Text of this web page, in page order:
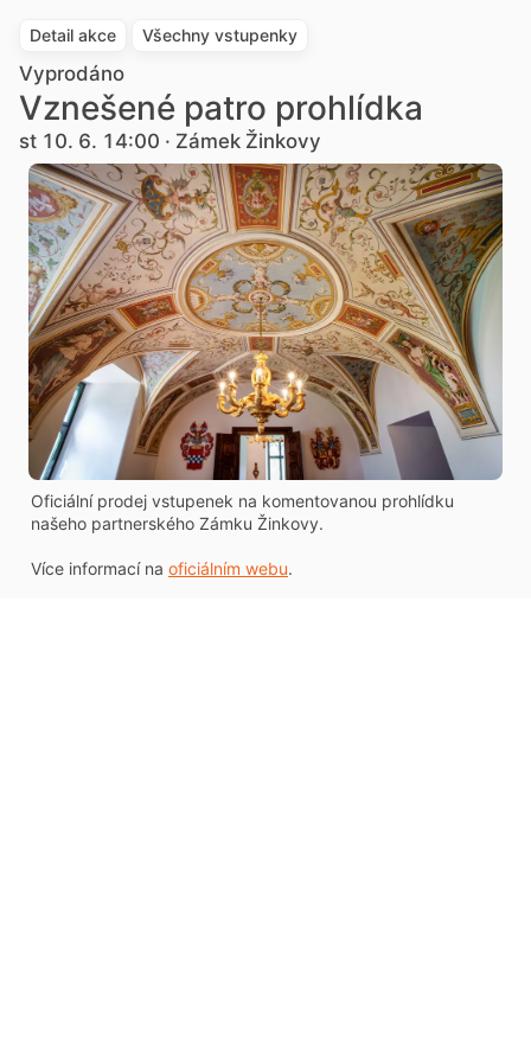
Detail akce Všechny vstupenky
Vyprodáno
Vznešené patro prohlídka
st 10. 6. 14:00 · Zámek Žinkovy
Oficiální prodej vstupenek na komentovanou prohlídku
našeho partnerského Zámku Žinkovy.
Více informací na oficiálním webu.